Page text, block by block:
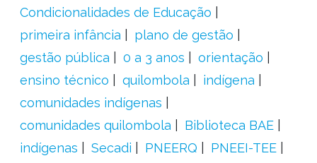
Condicionalidades de Educação
primeira infância
plano de gestão
gestão pública
0 a 3 anos
orientação
ensino técnico
quilombola
indígena
comunidades indígenas
comunidades quilombola
Biblioteca BAE
indígenas
Secadi PNEERQ
PNEEI-TEE